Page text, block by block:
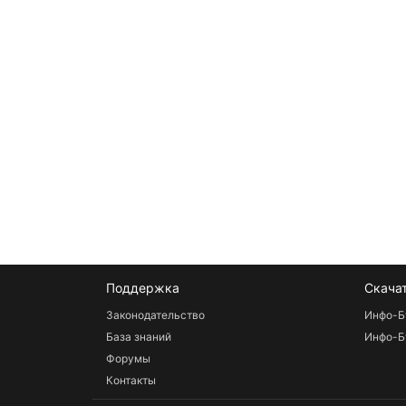
Поддержка
Законодательство
База знаний
Форумы
Контакты
Инфо-
Инфо-